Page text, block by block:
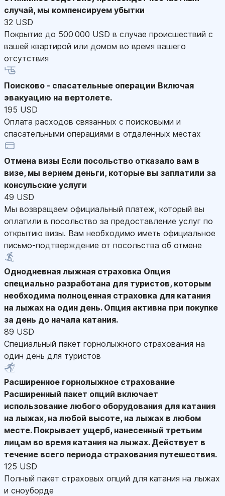
случай, мы компенсируем убытки
32 USD
Покрытие до 500 000 USD в случае происшествий с
вашей квартирой или домом во время вашего
отсутствия
Поисково - спасательные операции Включая
эвакуацию на вертолете.
195 USD
Оплата расходов связанных с поисковыми и
спасательными операциями в отдаленных местах
Отмена визы Если посольство отказало вам в
визе, мы вернем деньги, которые вы заплатили за
консульские услуги
49 USD
Мы возвращаем официальный платеж, который вы
оплатили в посольство за предоставление услуг по
открытию визы. Вам необходимо иметь официальное
письмо-подтверждение от посольства об отмене
Однодневная лыжная страховка Опция
специально разработана для туристов, которым
необходима полноценная страховка для катания
на лыжах на один день. Опция активна при покупке
за день до начала катания.
89 USD
Специальный пакет горнолыжного страхования на
один день для туристов
Расширенное горнолыжное страхование
Расширенный пакет опций включает
использование любого оборудования для катания
на лыжах, на любой высоте, на лыжах в любом
месте. Покрывает ущерб, нанесенный третьим
лицам во время катания на лыжах. Действует в
течение всего периода страхования путешествия.
125 USD
Полный пакет страховых опций для катания на лыжах
и сноуборде